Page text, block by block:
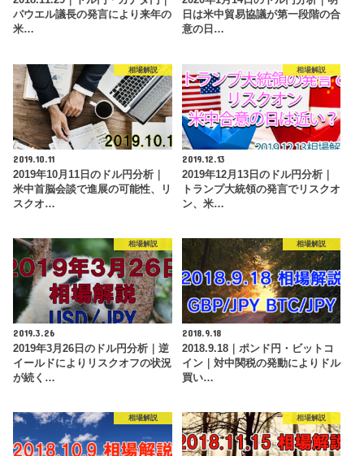
パウエル議長の発言により来年の
米…
日は米中貿易協議が第一段階の合
意の日…
相場解説
2019.10.11
2019年10月11日のドル円分析｜
米中首脳会談で進展の可能性、リ
スクオ…
相場解説
2019.12.13
2019年12月13日のドル円分析｜
トランプ大統領の発言でリスクオ
ン、米…
相場解説
2019.3.26
2019年3月26日のドル円分析｜逆
イールドによりリスクオフの状況
が続く…
相場解説
2018.9.18
2018.9.18｜ポンド円・ビットコ
イン｜対中関税の発動によりドル
買い…
相場解説 相場解説